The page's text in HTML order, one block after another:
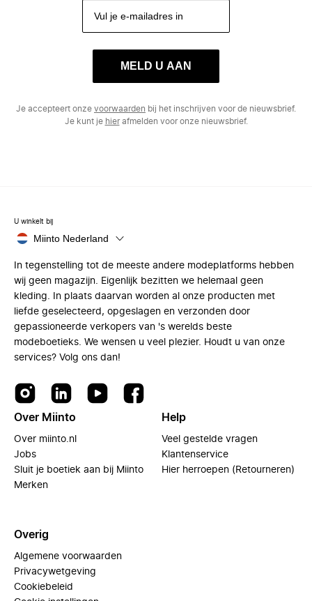
MELD U AAN
Je accepteert onze voorwaarden bij het inschrijven voor de nieuwsbrief.
Je kunt je hierafmelden voor onze nieuwsbrief.
U winkelt bij
Miinto Nederland
In tegenstelling tot de meeste andere modeplatforms hebben
wij geen magazijn. Eigenlijk bezitten we helemaal geen
kleding. In plaats daarvan worden al onze producten met
liefde geselecteerd, opgeslagen en verzonden door
gepassioneerde verkopers van 's werelds beste
modeboetieks. We wensen u veel plezier. Houdt u van onze
services? Volg ons dan!
Over Miinto
Over miinto.nl
Jobs
Sluit je boetiek aan bij Miinto
Merken
Help
Veel gestelde vragen
Klantenservice
Hier herroepen (Retourneren)
Overig
Algemene voorwaarden
Privacywetgeving
Cookiebeleid